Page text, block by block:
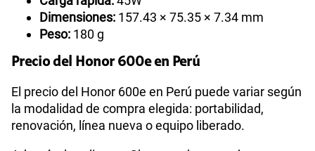
Dimensiones: 157.43 × 75.35 × 7.34 mm
Peso: 180 g
Precio del Honor 600e en Perú
El precio del Honor 600e en Perú puede variar según
la modalidad de compra elegida: portabilidad,
renovación, línea nueva o equipo liberado.